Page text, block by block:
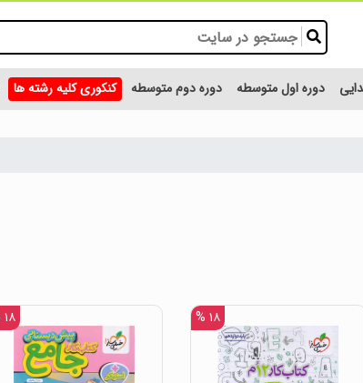
دوره اول متوسطه دوره دوم متوسطه کنکوری کلیه رشته ها
۱۸ % ۱۸ %